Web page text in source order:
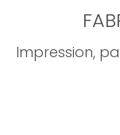
Impression,